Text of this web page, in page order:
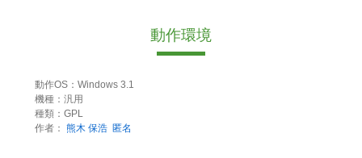
動作環境
動作OS：Windows 3.1
機種：汎用
種類：GPL
作者： 熊木 保浩 匿名